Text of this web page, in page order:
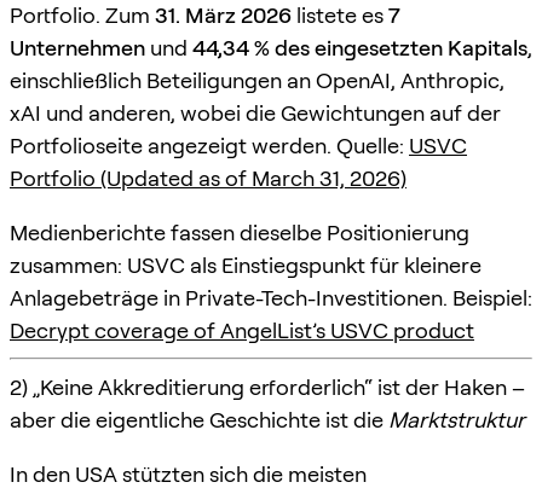
Portfolio. Zum 31. März 2026 listete es7
Unternehmen und 44,34 % des eingesetzten Kapitals,
einschließlich Beteiligungen an OpenAI, Anthropic,
xAI und anderen, wobei die Gewichtungen auf der
Portfolioseite angezeigt werden. Quelle: USVC
Portfolio (Updated as of March 31, 2026)
Medienberichte fassen dieselbe Positionierung
zusammen: USVC als Einstiegspunkt für kleinere
Anlagebeträge in Private-Tech-Investitionen. Beispiel:
Decrypt coverage of AngelList’s USVC product
2) „Keine Akkreditierung erforderlich“ ist der Haken –
aber die eigentliche Geschichte ist die Marktstruktur
In den USA stützten sich die meisten